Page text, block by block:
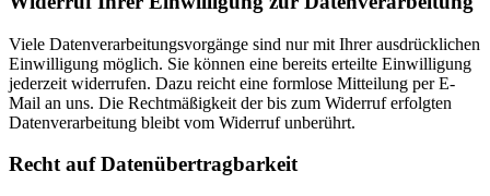
Viele Datenverarbeitungsvorgänge sind nur mit Ihrer ausdrücklichen
Einwilligung möglich. Sie können eine bereits erteilte Einwilligung
jederzeit widerrufen. Dazu reicht eine formlose Mitteilung per E-
Mail an uns. Die Rechtmäßigkeit der bis zum Widerruf erfolgten
Datenverarbeitung bleibt vom Widerruf unberührt.
Recht auf Datenübertragbarkeit